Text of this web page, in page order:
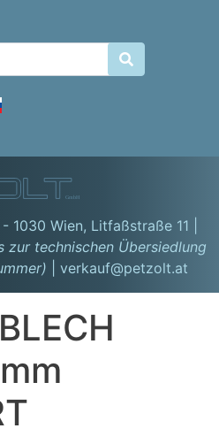

GmbH
1030 Wien, Litfaßstraße 11
zur technischen Übersiedlung
| verkauf@petzolt.at